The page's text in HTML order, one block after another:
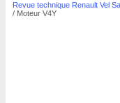
Revue technique Renault Vel
/ Moteur V4Y